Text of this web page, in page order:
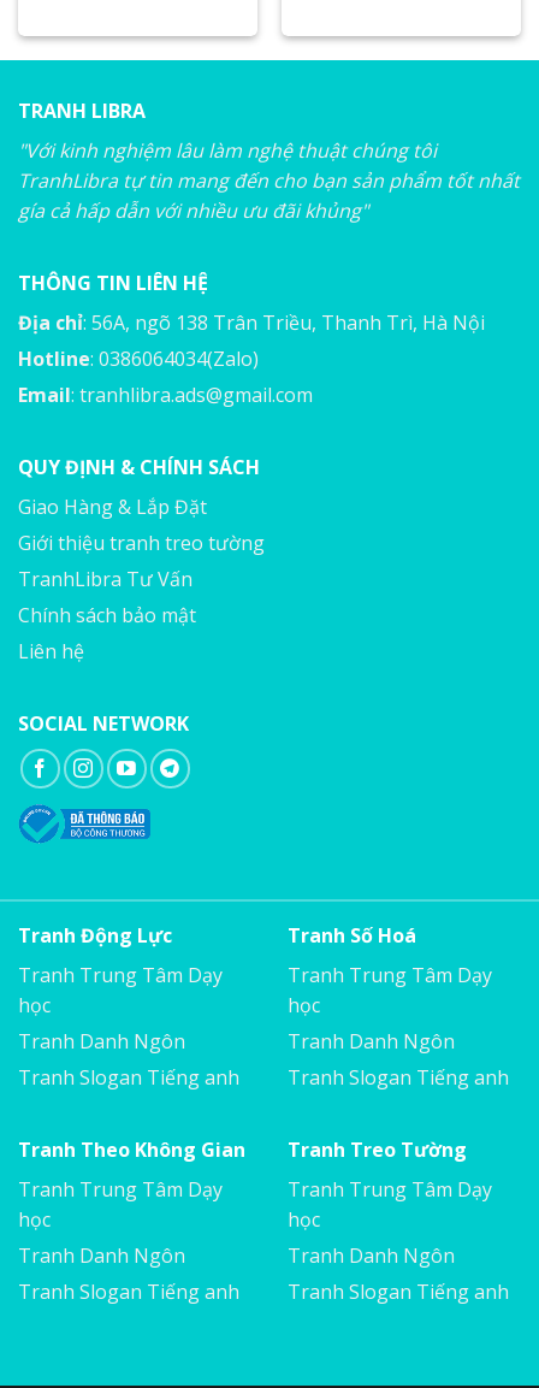
TRANH LIBRA
"Với kinh nghiệm lâu làm nghệ thuật chúng tôi
TranhLibra tự tin mang đến cho bạn sản phẩm tốt nhất
gía cả hấp dẫn với nhiều ưu đãi khủng"
THÔNG TIN LIÊN HỆ
Địa chỉ: 56A, ngõ 138 Trân Triều, Thanh Trì, Hà Nội
Hotline: 0386064034(Zalo)
Email: tranhlibra.ads@gmail.com
QUY ĐỊNH & CHÍNH SÁCH
Giao Hàng & Lắp Đặt
Giới thiệu tranh treo tường
TranhLibra Tư Vấn
Chính sách bảo mật
Liên hệ
SOCIAL NETWORK
Tranh Động Lực
Tranh Trung Tâm Dạy
học
Tranh Danh Ngôn
Tranh Slogan Tiếng anh
Tranh Số Hoá
Tranh Trung Tâm Dạy
học
Tranh Danh Ngôn
Tranh Slogan Tiếng anh
Tranh Theo Không Gian
Tranh Trung Tâm Dạy
học
Tranh Danh Ngôn
Tranh Slogan Tiếng anh
Tranh Treo Tường
Tranh Trung Tâm Dạy
học
Tranh Danh Ngôn
Tranh Slogan Tiếng anh